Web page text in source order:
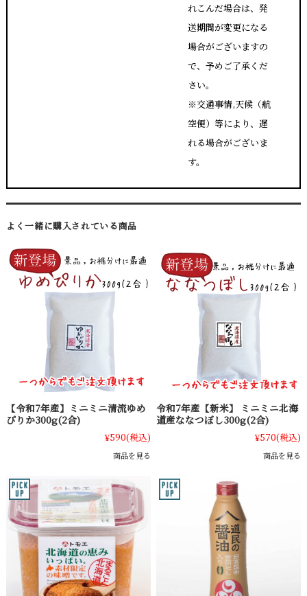
れこんだ場合は、発
送期間が変更になる
場合がございますの
で、予めご了承くだ
さい。
※交通事情,天候（航
空便）等により、遅
れる場合がございま
す。
よく一緒に購入されている商品
【令和7年産】ミニミニ清流ゆめ
ぴりか300g(2合)
¥590(税込)
商品を見る
令和7年産【新米】 ミニミニ北海
道産ななつぼし300g(2合)
¥570(税込)
商品を見る